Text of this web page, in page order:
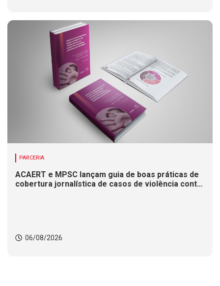
PARCERIA
ACAERT e MPSC lançam guia de boas práticas de
cobertura jornalística de casos de violência contra
06/08/2026